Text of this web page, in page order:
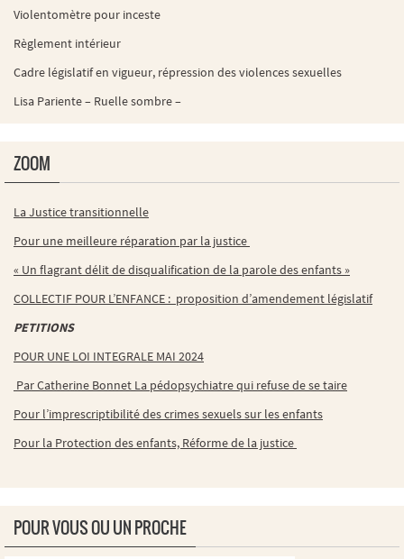
Violentomètre pour inceste
Règlement intérieur
Cadre législatif en vigueur, répression des violences sexuelles
Lisa Pariente – Ruelle sombre –
ZOOM
La Justice transitionnelle
Pour une meilleure réparation par la justice
« Un flagrant délit de disqualification de la parole des enfants »
COLLECTIF POUR L’ENFANCE : proposition d’amendement législatif
PETITIONS
POUR UNE LOI INTEGRALE MAI 2024
Par Catherine Bonnet La pédopsychiatre qui refuse de se taire
Pour l’imprescriptibilité des crimes sexuels sur les enfants
Pour la Protection des enfants, Réforme de la justice
POUR VOUS OU UN PROCHE